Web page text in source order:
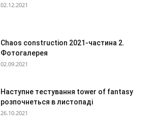
02.12.2021
Chaos construction 2021-частина 2.
Фотогалерея
02.09.2021
Наступне тестування tower of fantasy
розпочнеться в листопаді
26.10.2021